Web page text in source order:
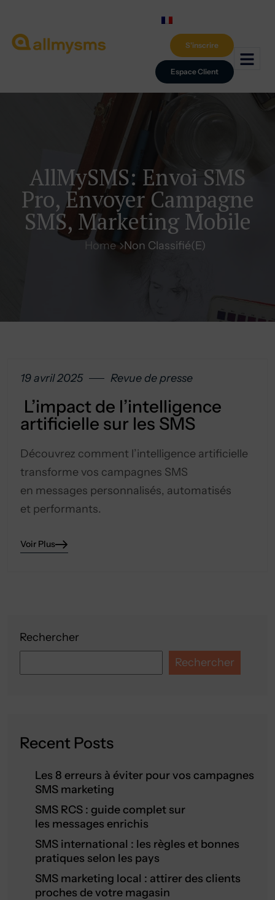
Espace Client
S'inscrire
AllMySMS: Envoi SMS
Pro, Envoyer Campagne
SMS, Marketing Mobile
Home Non Classifié(e)
Rechercher
Rechercher
Recent Posts
Les 8 erreurs à éviter pour vos campagnes
SMS marketing
SMS RCS : guide complet sur
les messages enrichis
SMS international : les règles et bonnes
pratiques selon les pays
SMS marketing local : attirer des clients
proches de votre magasin
19 avril 2025 Revue de presse
L’impact de l’intelligence
artificielle sur les SMS
Découvrez comment l’intelligence artificielle
transforme vos campagnes SMS
en messages personnalisés, automatisés
et performants.
Voir Plus